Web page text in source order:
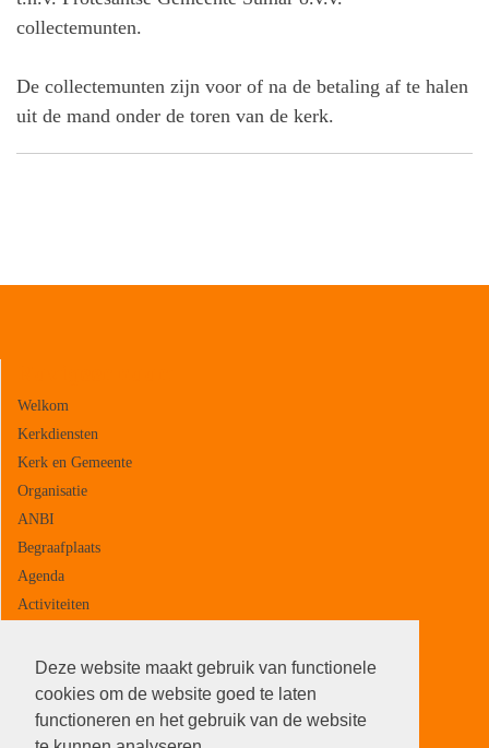
Deze website maakt gebruik van functionele
cookies om de website goed te laten
functioneren en het gebruik van de website
collectemunten.
De collectemunten zijn voor of na de betaling af te halen
uit de mand onder de toren van de kerk.
Welkom
Kerkdiensten
Kerk en Gemeente
Organisatie
ANBI
Begraafplaats
Agenda
Activiteiten